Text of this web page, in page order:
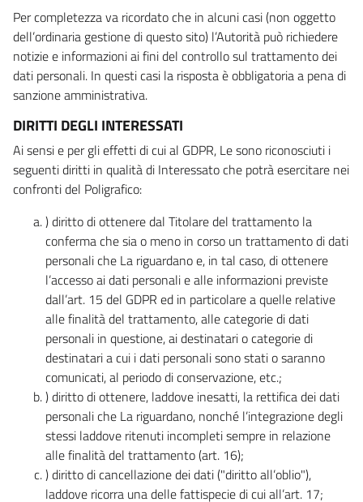
Per completezza va ricordato che in alcuni casi (non oggetto
dell’ordinaria gestione di questo sito) l’Autorità può richiedere
notizie e informazioni ai fini del controllo sul trattamento dei
dati personali. In questi casi la risposta è obbligatoria a pena di
sanzione amministrativa.
DIRITTI DEGLI INTERESSATI
Ai sensi e per gli effetti di cui al GDPR, Le sono riconosciuti i
seguenti diritti in qualità di Interessato che potrà esercitare nei
confronti del Poligrafico:
) diritto di ottenere dal Titolare del trattamento la
conferma che sia o meno in corso un trattamento di dati
personali che La riguardano e, in tal caso, di ottenere
l’accesso ai dati personali e alle informazioni previste
dall’art. 15 del GDPR ed in particolare a quelle relative
alle finalità del trattamento, alle categorie di dati
personali in questione, ai destinatari o categorie di
destinatari a cui i dati personali sono stati o saranno
comunicati, al periodo di conservazione, etc.;
) diritto di ottenere, laddove inesatti, la rettifica dei dati
personali che La riguardano, nonché l’integrazione degli
stessi laddove ritenuti incompleti sempre in relazione
alle finalità del trattamento (art. 16);
) diritto di cancellazione dei dati ("diritto all’oblio"),
laddove ricorra una delle fattispecie di cui all’art. 17;